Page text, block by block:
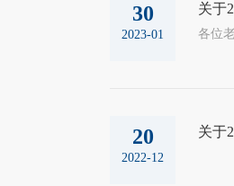
30
2023-01
关于
20
2022-12
关于